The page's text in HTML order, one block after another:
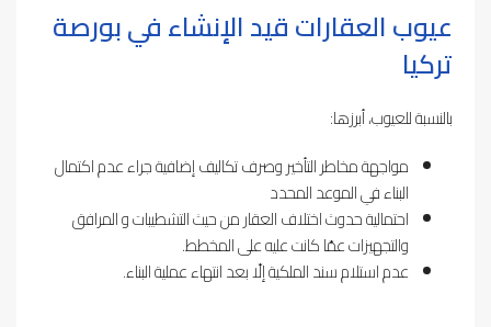
عيوبالعقارات قيد الإنشاء في بورصة
تركيا
بالنسبة للعيوب، أبرزها:
مواجهة مخاطر التأخير وصرف تكاليف إضافية جراء عدم اكتمال
البناء في الموعد المحدد
احتمالية حدوث اختلاف العقار من حيث التشطيبات و المرافق
والتجهيزات عمّا كانت عليه على المخطط.
عدم استلام سند الملكية إلّا بعد انتهاء عملية البناء.